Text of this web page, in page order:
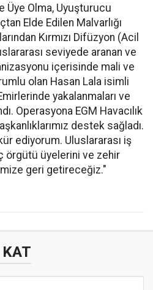
Üye Olma, Uyuşturucu
Elde Edilen Malvarlığı
Kırmızı Difüzyon (Acil
seviyede aranan ve
içerisinde mali ve
olan Hasan Lala isimli
yakalanmaları ve
Operasyona EGM Havacılık
destek sağladı.
ediyorum. Uluslararası iş
örgütü üyelerini ve zehir
geri getireceğiz."